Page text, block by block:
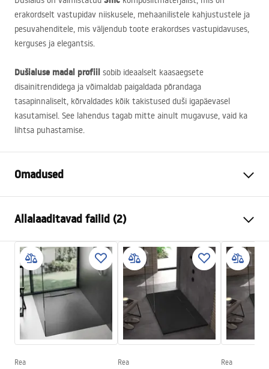
erakordselt vastupidav niiskusele, mehaanilistele kahjustustele ja
pesuvahenditele, mis väljendub toote erakordses vastupidavuses,
kerguses ja elegantsis.
Dušialuse madal profiil sobib ideaalselt kaasaegsete
disainitrendidega ja võimaldab paigaldada põrandaga
tasapinnaliselt, kõrvaldades kõik takistused duši igapäevasel
kasutamisel. See lahendus tagab mitte ainult mugavuse, vaid ka
lihtsa puhastamise.
Omadused
Materjal
Pikkus
1200mm
Laius
900 mm
Kõrgus
25mm
Paigaldusviis
Põrandal, Süvistatav
Äravoolu läbimõõt
90
mm
Lõigatav
Jah
Lõhnalõksu sisaldub
Allalaaditavad failid (2)
paigaldusjuhised
manual - EE.pdf
Kokkupaneku juhised
Shower tray.pdf
Rea Rea Rea